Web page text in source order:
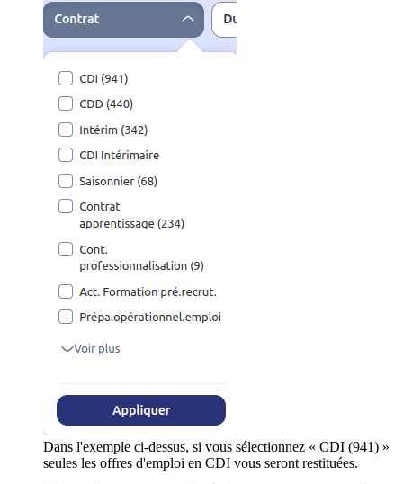
Dans l'exemple ci-dessus, si vous sélectionnez « CDI (941) »
seules les offres d'emploi en CDI vous seront restituées.